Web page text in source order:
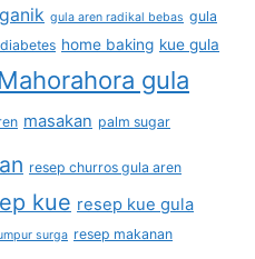
gula aren radikal bebas gula
home baking kue gula
Mahorahora gula
masakan palm sugar
resep churros gula aren
kue resep kue gula
surga resep makanan